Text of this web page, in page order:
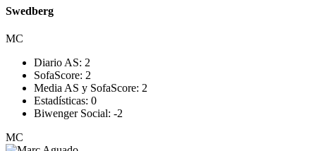
Swedberg
MC
Diario AS: 2
SofaScore: 2
Media AS y SofaScore: 2
Estadísticas: 0
Biwenger Social: -2
MC